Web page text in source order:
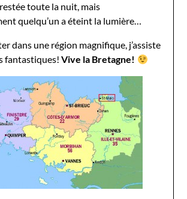
restée toute la nuit, mais
quelqu’un a éteint la lumière…
dans une région magnifique, j’assiste
fantastiques!Vive la Bretagne!